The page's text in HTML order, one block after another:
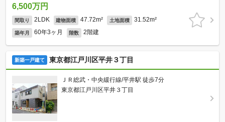
6,500万円
間取り 2LDK 建物面積 47.72m² 土地面積 31.52m²
築年月 60年3ヶ月 階数 2階建
新築一戸建て 東京都江戸川区平井３丁目
ＪＲ総武・中央緩行線/平井駅 徒歩7分
東京都江戸川区平井３丁目